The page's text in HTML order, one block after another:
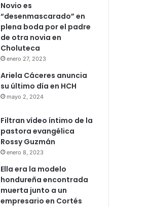
Novio es
“desenmascarado” en
plena boda por el padre
de otra novia en
Choluteca
enero 27, 2023
Ariela Cáceres anuncia
su último día en HCH
mayo 2, 2024
Filtran vídeo íntimo de la
pastora evangélica
Rossy Guzmán
enero 8, 2023
Ella era la modelo
hondureña encontrada
muerta junto a un
empresario en Cortés